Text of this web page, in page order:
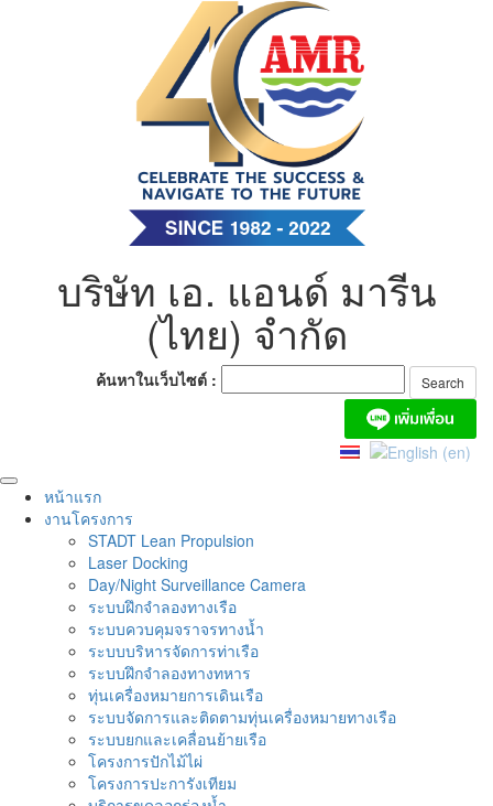
บริษัท เอ. แอนด์ มารีน
(ไทย) จำกัด
ค้นหาในเว็บไซต์ :
หน้าแรก
งานโครงการ
STADT Lean Propulsion
Laser Docking
Day/Night Surveillance Camera
ระบบฝึกจำลองทางเรือ
ระบบควบคุมจราจรทางน้ำ
ระบบบริหารจัดการท่าเรือ
ระบบฝึกจำลองทางทหาร
ทุ่นเครื่องหมายการเดินเรือ
ระบบจัดการและติดตามทุ่นเครื่องหมายทางเรือ
ระบบยกและเคลื่อนย้ายเรือ
โครงการปักไม้ไผ่
โครงการปะการังเทียม